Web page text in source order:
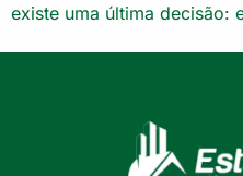
existe uma última decisão: